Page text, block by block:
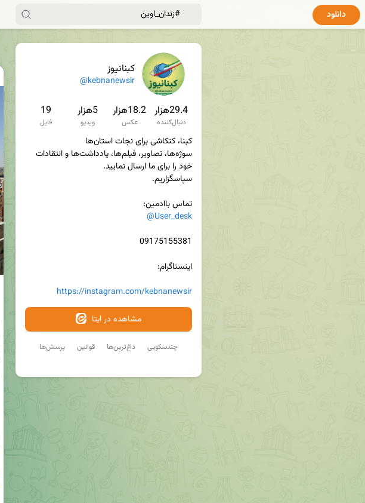
کبنانیوز
@kebnanewsir
29.4هزار
دنبال‌کننده
18.2هزار
عکس
5هزار
ویدیو
19
فایل
تماس باادمین‌:
@User_desk
https://instagram.com/kebnanewsir
مشاهده در ایتا
پرسش‌ها قوانین داغ‌ترین‌ها چندسکویی
دانلود